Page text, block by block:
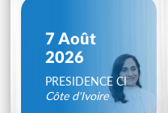
7 Août
2026
PRESIDENCE CI
Côte d'Ivoire